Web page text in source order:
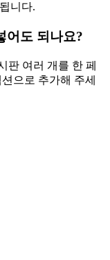
니다.
어도 되나요?
판 여러 개를 한 페
으로 추가해 주세